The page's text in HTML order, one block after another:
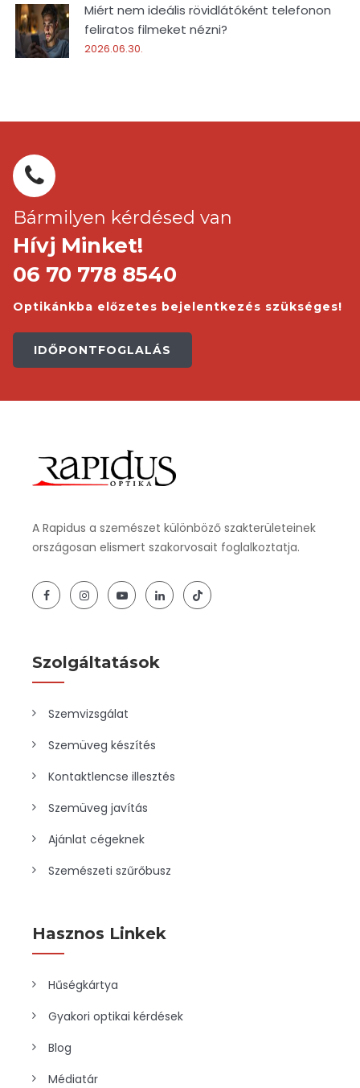
Miért nem ideális rövidlátóként telefonon
feliratos filmeket nézni?
2026.06.30.
Bármilyen kérdésed van
Hívj Minket!
06 70 778 8540
Optikánkba előzetes bejelentkezés szükséges!
IDŐPONTFOGLALÁS
A Rapidus a szemészet különböző szakterületeinek
országosan elismert szakorvosait foglalkoztatja.
Szolgáltatások
Szemvizsgálat
Szemüveg készítés
Kontaktlencse illesztés
Szemüveg javítás
Ajánlat cégeknek
Szemészeti szűrőbusz
Hasznos Linkek
Hűségkártya
Gyakori optikai kérdések
Blog
Médiatár